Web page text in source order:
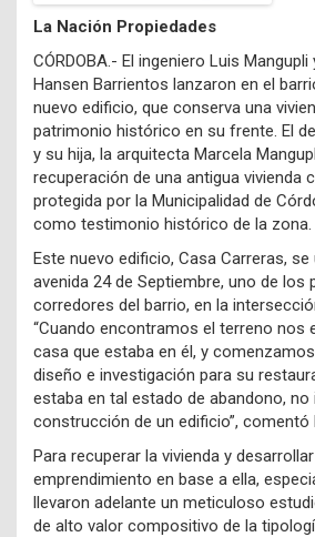
La Nación Propiedades
CÓRDOBA.- El ingeniero Luis
Hansen Barrientos lanzaron en el
nuevo edificio, que conserva una
patrimonio histórico en su frente. El
y su hija, la arquitecta Marcela
recuperación de una antigua vivienda
protegida por la Municipalidad de
como testimonio histórico de la zona.
Este nuevo edificio, Casa Carreras,
avenida 24 de Septiembre, uno de los
corredores del barrio, en la
“Cuando encontramos el terreno nos
casa que estaba en él, y
diseño e investigación para su
estaba en tal estado de abandono,
construcción de un edificio”, comentó
Para recuperar la vivienda y
emprendimiento en base a ella,
llevaron adelante un meticuloso
de alto valor compositivo de la